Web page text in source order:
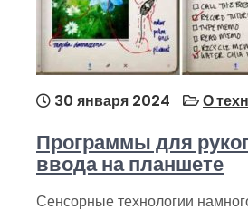
30 января 2024 О
Программы для
ввода на планшете
Сенсорные технологии